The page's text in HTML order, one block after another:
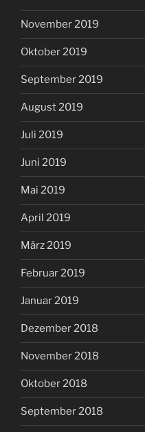
November 2019
Oktober 2019
September 2019
August 2019
Juli 2019
Juni 2019
Mai 2019
April 2019
März 2019
Februar 2019
Januar 2019
Dezember 2018
November 2018
Oktober 2018
September 2018